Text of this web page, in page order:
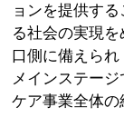
ョンを提供す
る社会の実現
口側に備えら
メインステー
ケア事業全体の